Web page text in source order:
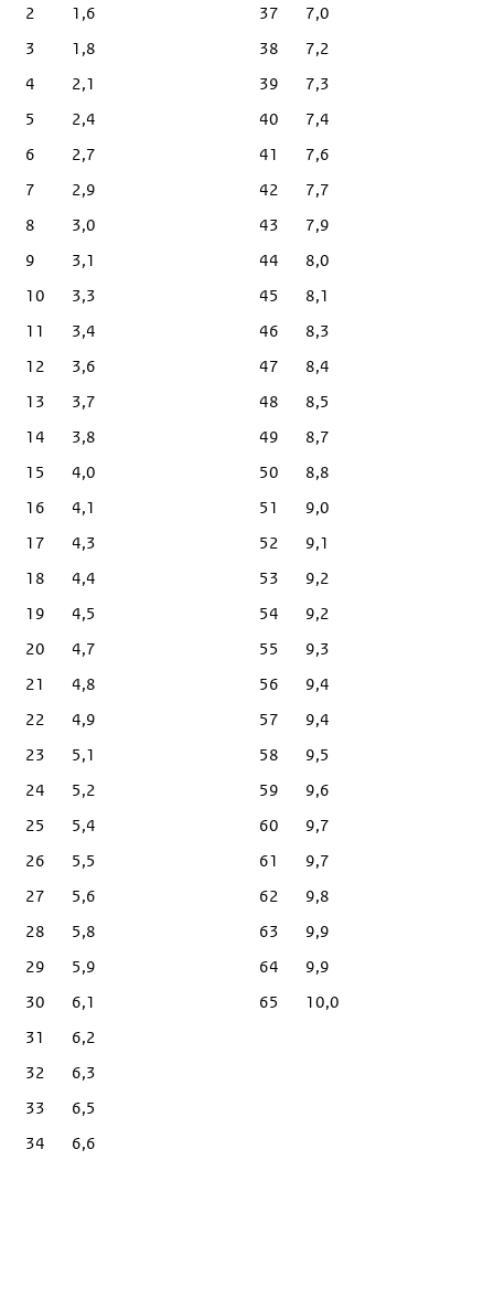
2
1,6
3
1,8
4
2,1
5
2,4
6
2,7
7
2,9
8
3,0
9
3,1
10
3,3
11
3,4
12
3,6
13
3,7
14
3,8
15
4,0
16
4,1
17
4,3
18
4,4
19
4,5
20
4,7
21
4,8
22
4,9
23
5,1
24
5,2
25
5,4
26
5,5
27
5,6
28
5,8
29
5,9
30
6,1
31
6,2
32
6,3
33
6,5
34
6,6
37
7,0
38
7,2
39
7,3
40
7,4
41
7,6
42
7,7
43
7,9
44
8,0
45
8,1
46
8,3
47
8,4
48
8,5
49
8,7
50
8,8
51
9,0
52
9,1
53
9,2
54
9,2
55
9,3
56
9,4
57
9,4
58
9,5
59
9,6
60
9,7
61
9,7
62
9,8
63
9,9
64
9,9
65
10,0